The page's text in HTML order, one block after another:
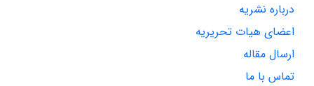
درباره نشریه
اعضای هیات تحریریه
ارسال مقاله
تماس با ما